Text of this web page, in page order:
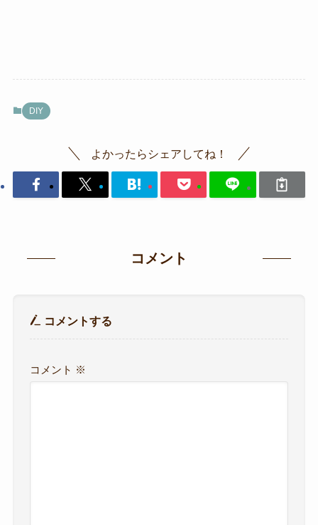
DIY
よかったらシェアしてね！
コメント
コメントする
コメント ※